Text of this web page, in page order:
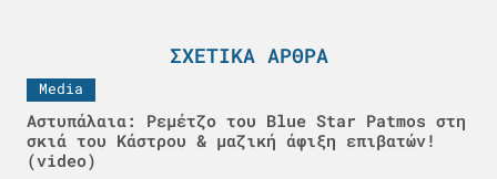
ΣΧΕΤΙΚΆ ΆΡΘΡΑ
Media
Αστυπάλαια: Ρεμέτζο του Blue Star Patmos στη
σκιά του Κάστρου & μαζική άφιξη επιβατών!
(video)